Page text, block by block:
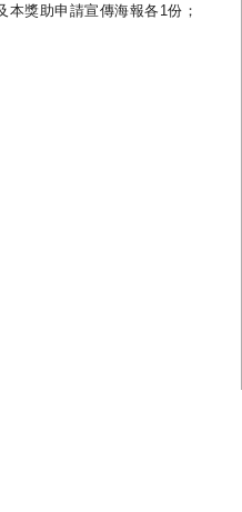
本獎助申請宣傳海報各1份；